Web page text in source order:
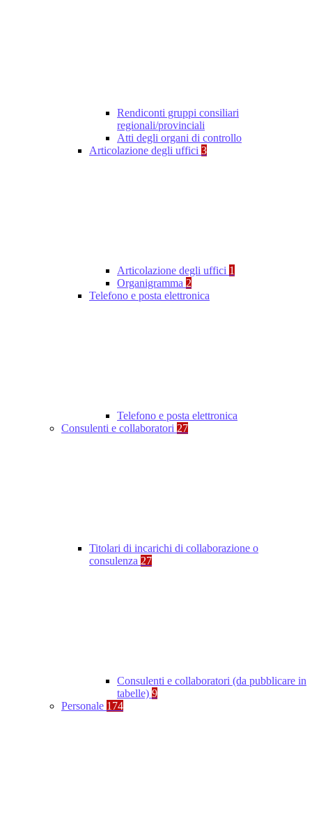
Rendiconti gruppi consiliari
regionali/provinciali
Atti degli organi di controllo
Articolazione degli uffici 3
Articolazione degli uffici 1
Organigramma 2
Telefono e posta elettronica
Telefono e posta elettronica
Consulenti e collaboratori 27
Titolari di incarichi di collaborazione o
consulenza 27
Consulenti e collaboratori (da pubblicare in
tabelle) 9
Personale 174